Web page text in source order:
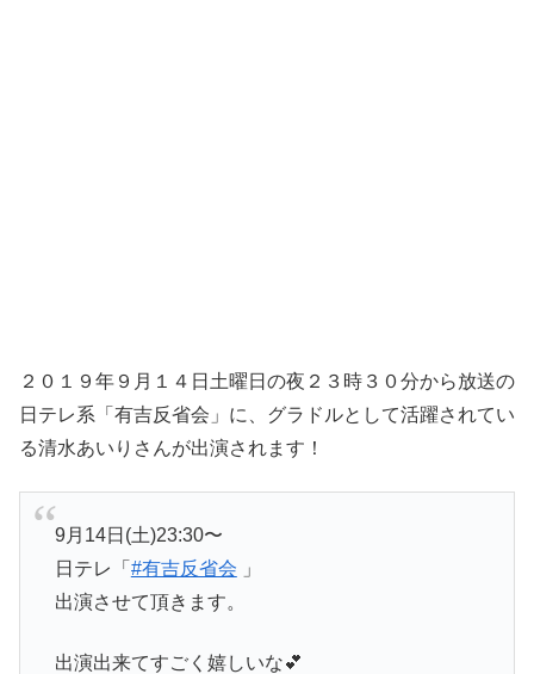
２０１９年９月１４日土曜日の夜２３時３０分から放送の
日テレ系「有吉反省会」に、グラドルとして活躍されてい
る清水あいりさんが出演されます！
9月14日(土)23:30〜
日テレ「 #有吉反省会 」
出演させて頂きます。
出演出来てすごく嬉しいな💕